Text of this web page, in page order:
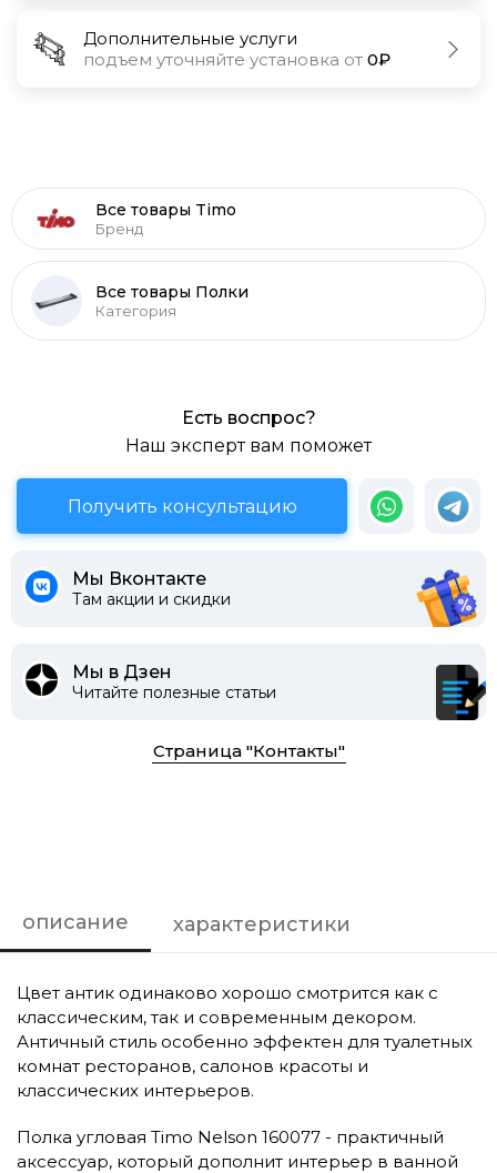
Дополнительные услуги
подъем уточняйте установка от 0₽
Все товары Timo
Бренд
Все товары Полки
Категория
Есть воспрос?
Наш эксперт вам поможет
Получить консультацию
Мы Вконтакте
Там акции и скидки
Мы в Дзен
Читайте полезные статьи
Страница "Контакты"
описание характеристики
Цвет антик одинаково хорошо смотрится как с
классическим, так и современным декором.
Античный стиль особенно эффектен для туалетных
комнат ресторанов, салонов красоты и
классических интерьеров.
Полка угловая Timo Nelson 160077 - практичный
аксессуар, который дополнит интерьер в ванной